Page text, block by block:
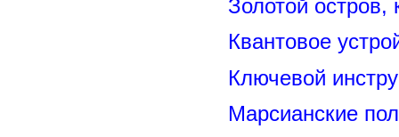
Золотой остров,
Квантовое
Ключевой
Марсианские